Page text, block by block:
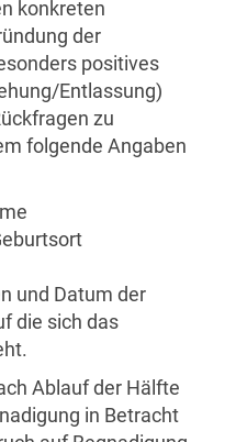
konkreten
der
positives
Entlassung)
zu
folgende Angaben
und Datum der
die sich das
Ablauf der Hälfte
in Betracht